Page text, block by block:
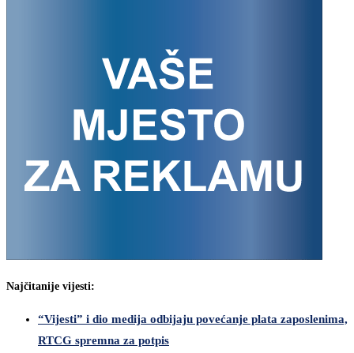
Najčitanije vijesti:
“Vijesti” i dio medija odbijaju povećanje plata zaposlenima,
RTCG spremna za potpis